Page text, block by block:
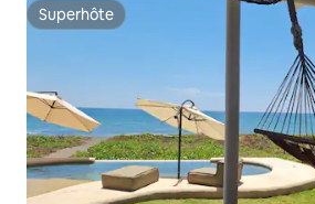
Superhôte
Superhôte